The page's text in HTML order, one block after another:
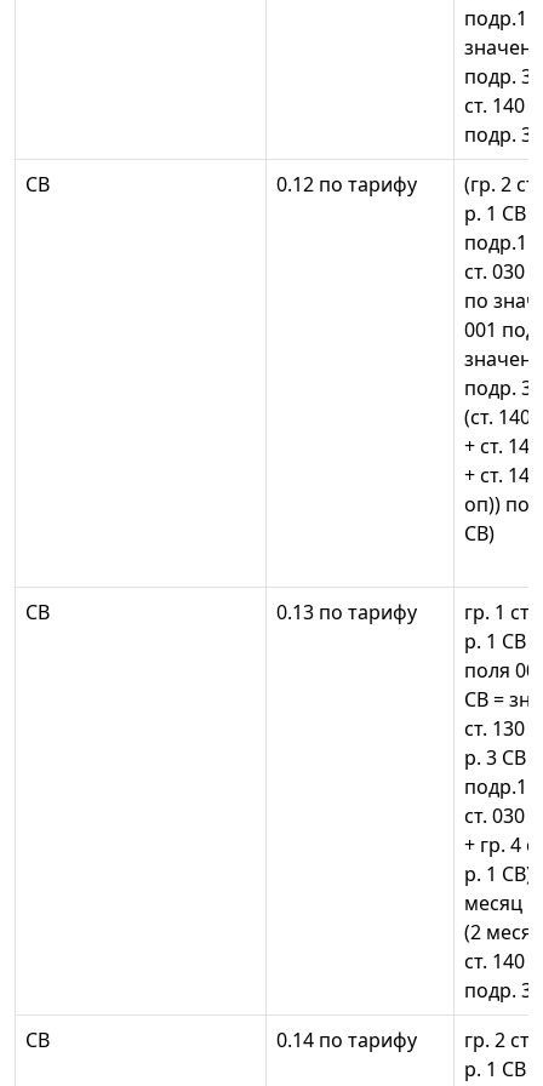
подр.1
подр.
ст. 140
подр.
СВ
0.12 по тарифу
(гр. 2
р. 1 СВ
подр.1
ст. 030
по
001
подр.
(ст. 140
+ ст.
+ ст.
оп))
СВ)
СВ 0.13 по тарифу
гр. 1
р. 1 СВ
поля
СВ =
ст. 130
р. 3 СВ
подр.1
ст. 030
+ гр. 4
р. 1
месяц
(2
ст. 140
подр.
СВ
0.14 по тарифу
гр. 2
р. 1 СВ